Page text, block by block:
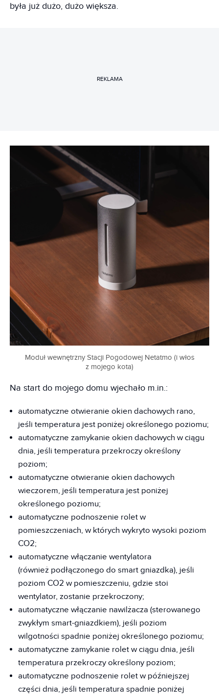
była już dużo, dużo większa.
REKLAMA
Moduł wewnętrzny Stacji Pogodowej Netatmo (i włos
z mojego kota)
Na start do mojego domu wjechało m.in.:
automatyczne otwieranie okien dachowych rano,
jeśli temperatura jest poniżej określonego poziomu;
automatyczne zamykanie okien dachowych w ciągu
dnia, jeśli temperatura przekroczy określony
poziom;
automatyczne otwieranie okien dachowych
wieczorem, jeśli temperatura jest poniżej
określonego poziomu;
automatyczne podnoszenie rolet w
pomieszczeniach, w których wykryto wysoki poziom
CO2;
automatyczne włączanie wentylatora
(również podłączonego do smart gniazdka), jeśli
poziom CO2 w pomieszczeniu, gdzie stoi
wentylator, zostanie przekroczony;
automatyczne włączanie nawilżacza (sterowanego
zwykłym smart-gniazdkiem), jeśli poziom
wilgotności spadnie poniżej określonego poziomu;
automatyczne zamykanie rolet w ciągu dnia, jeśli
temperatura przekroczy określony poziom;
automatyczne podnoszenie rolet w późniejszej
części dnia, jeśli temperatura spadnie poniżej